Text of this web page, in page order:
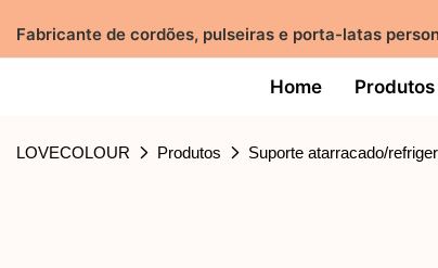
Fabricante de cordões, pulseiras e porta-latas
Home Produtos
LOVECOLOUR Produtos Suporte atarracado/